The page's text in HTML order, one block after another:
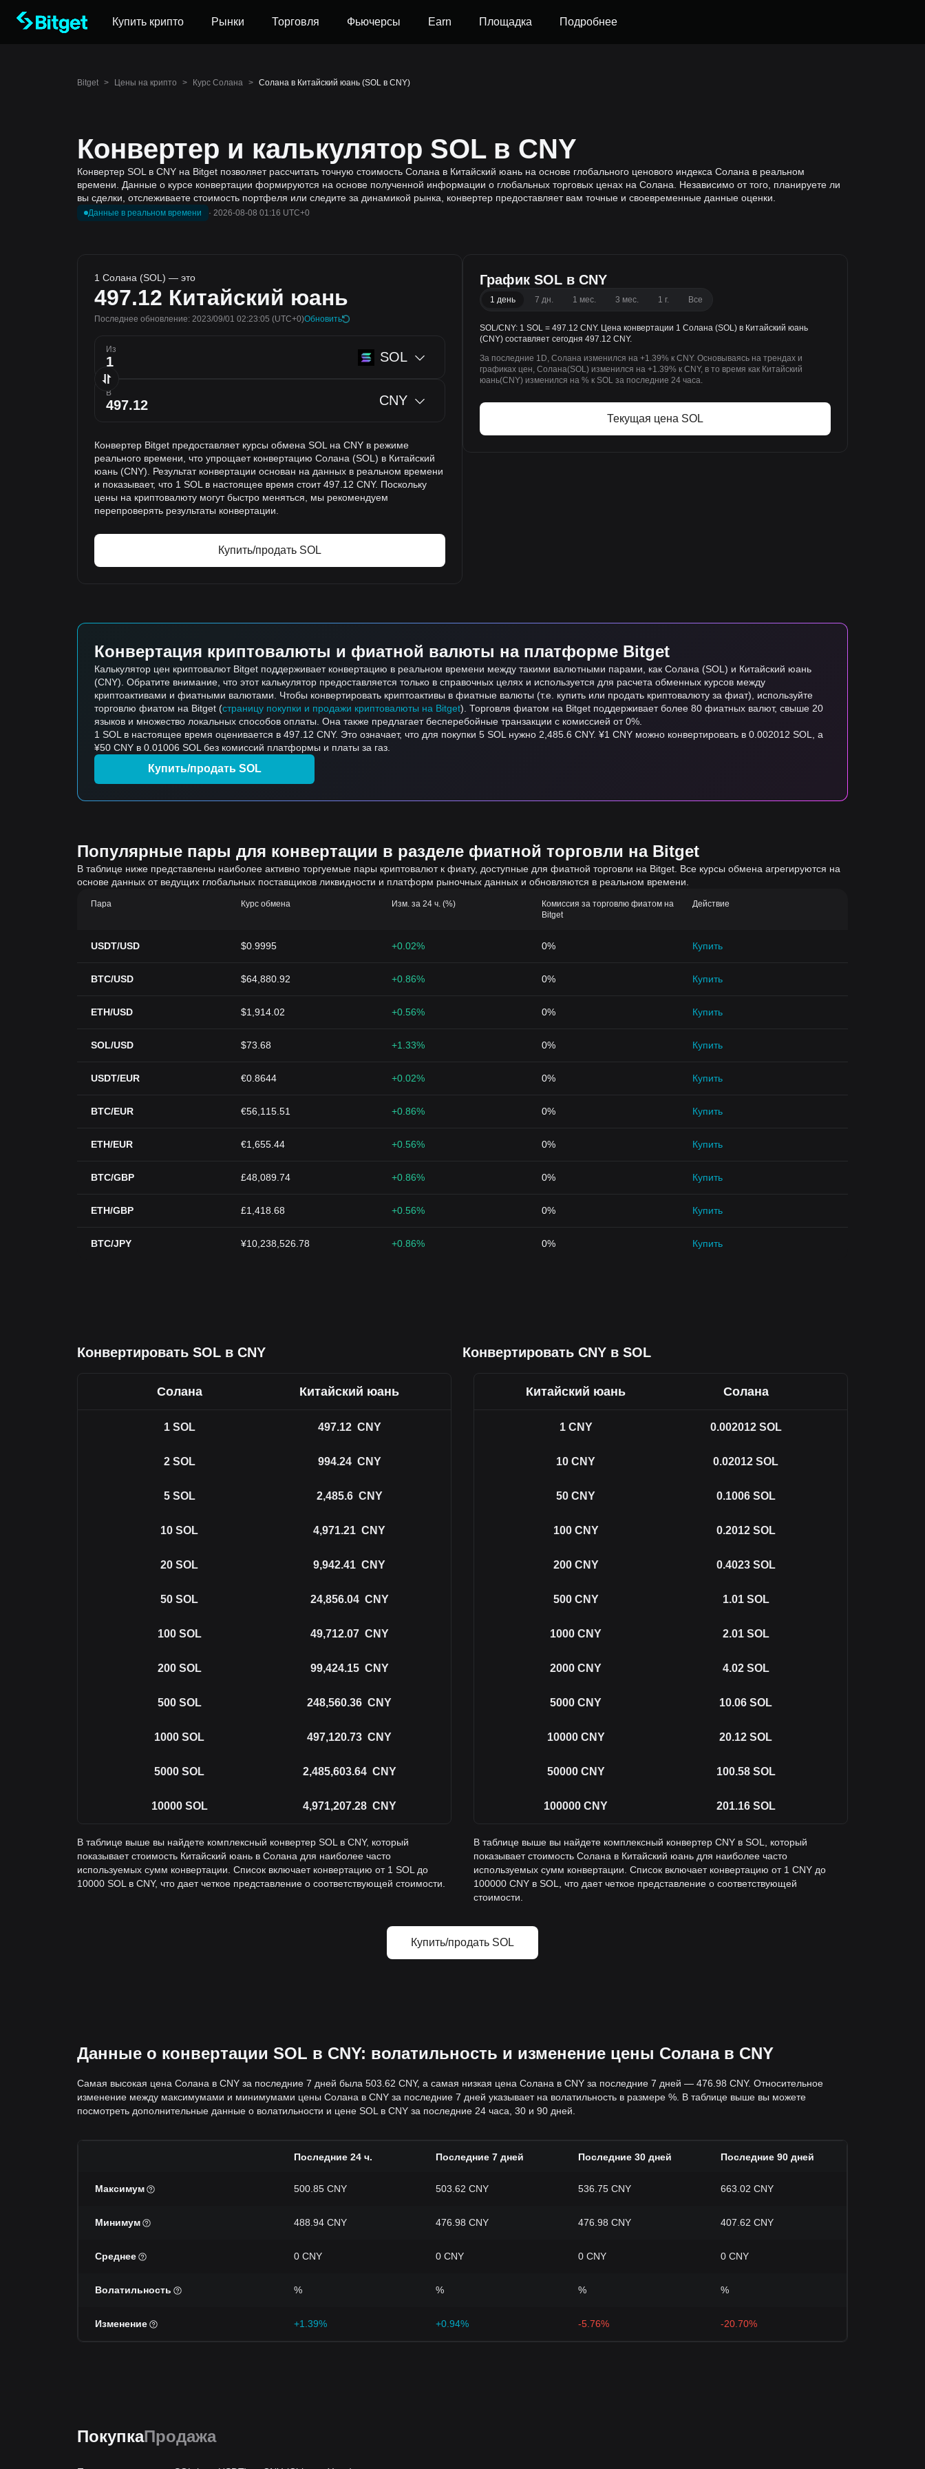
Купить крипто Рынки Торговля Фьючерсы Earn Площадка Подробнее
Bitget > Цены на крипто > Курс Солана > Солана в Китайский юань (SOL в CNY)
Конвертер и калькулятор SOL в CNY
Конвертер SOL в CNY на Bitget позволяет рассчитать точную стоимость Солана в Китайский юань на основе глобального ценового индекса Солана в реальном
времени. Данные о курсе конвертации формируются на основе полученной информации о глобальных торговых ценах на Солана. Независимо от того, планируете ли
вы сделки, отслеживаете стоимость портфеля или следите за динамикой рынка, конвертер предоставляет вам точные и своевременные данные оценки.
Данные в реальном времени · 2026-08-08 01:16 UTC+0
1 Солана (SOL) — это
497.12 Китайский юань
Последнее обновление: 2023/09/01 02:23:05 (UTC+0)Обновить
Из SOL
В CNY
Конвертер Bitget предоставляет курсы обмена SOL на CNY в режиме
реального времени, что упрощает конвертацию Солана (SOL) в Китайский
юань (CNY). Результат конвертации основан на данных в реальном времени
и показывает, что 1 SOL в настоящее время стоит 497.12 CNY. Поскольку
цены на криптовалюту могут быстро меняться, мы рекомендуем
перепроверять результаты конвертации.
Купить/продать SOL
График SOL в CNY
1 день 7 дн. 1 мес. 3 мес. 1 г. Все
SOL/CNY: 1 SOL = 497.12 CNY. Цена конвертации 1 Солана (SOL) в Китайский юань
(CNY) составляет сегодня 497.12 CNY.
За последние 1D, Солана изменился на +1.39% к CNY. Основываясь на трендах и
графиках цен, Солана(SOL) изменился на +1.39% к CNY, в то время как Китайский
юань(CNY) изменился на % к SOL за последние 24 часа.
Текущая цена SOL
Конвертация криптовалюты и фиатной валюты на платформе Bitget
Калькулятор цен криптовалют Bitget поддерживает конвертацию в реальном времени между такими валютными парами, как Солана (SOL) и Китайский юань
(CNY). Обратите внимание, что этот калькулятор предоставляется только в справочных целях и используется для расчета обменных курсов между
криптоактивами и фиатными валютами. Чтобы конвертировать криптоактивы в фиатные валюты (т.е. купить или продать криптовалюту за фиат), используйте
торговлю фиатом на Bitget (страницу покупки и продажи криптовалюты на Bitget). Торговля фиатом на Bitget поддерживает более 80 фиатных валют, свыше 20
языков и множество локальных способов оплаты. Она также предлагает бесперебойные транзакции с комиссией от 0%.
1 SOL в настоящее время оценивается в 497.12 CNY. Это означает, что для покупки 5 SOL нужно 2,485.6 CNY. ¥1 CNY можно конвертировать в 0.002012 SOL, а
¥50 CNY в 0.01006 SOL без комиссий платформы и платы за газ.
Купить/продать SOL
Популярные пары для конвертации в разделе фиатной торговли на Bitget
В таблице ниже представлены наиболее активно торгуемые пары криптовалют к фиату, доступные для фиатной торговли на Bitget. Все курсы обмена агрегируются на
основе данных от ведущих глобальных поставщиков ликвидности и платформ рыночных данных и обновляются в реальном времени.
Пара Курс обмена Изм. за 24 ч. (%)
Комиссия за торговлю фиатом на
Bitget
Действие
USDT/USD $0.9995 +0.02% 0% Купить
BTC/USD $64,880.92 +0.86% 0% Купить
ETH/USD $1,914.02 +0.56% 0% Купить
SOL/USD $73.68 +1.33% 0% Купить
USDT/EUR €0.8644 +0.02% 0% Купить
BTC/EUR €56,115.51 +0.86% 0% Купить
ETH/EUR €1,655.44 +0.56% 0% Купить
BTC/GBP £48,089.74 +0.86% 0% Купить
ETH/GBP £1,418.68 +0.56% 0% Купить
BTC/JPY ¥10,238,526.78 +0.86% 0% Купить
Конвертировать SOL в CNY Конвертировать CNY в SOL
Солана Китайский юань
1 SOL 497.12 CNY
2 SOL 994.24 CNY
5 SOL 2,485.6 CNY
10 SOL 4,971.21 CNY
20 SOL 9,942.41 CNY
50 SOL 24,856.04 CNY
100 SOL 49,712.07 CNY
200 SOL 99,424.15 CNY
500 SOL 248,560.36 CNY
1000 SOL 497,120.73 CNY
5000 SOL 2,485,603.64 CNY
10000 SOL 4,971,207.28 CNY
В таблице выше вы найдете комплексный конвертер SOL в CNY, который
показывает стоимость Китайский юань в Солана для наиболее часто
используемых сумм конвертации. Список включает конвертацию от 1 SOL до
10000 SOL в CNY, что дает четкое представление о соответствующей стоимости.
Китайский юань Солана
1 CNY 0.002012 SOL
10 CNY 0.02012 SOL
50 CNY 0.1006 SOL
100 CNY 0.2012 SOL
200 CNY 0.4023 SOL
500 CNY 1.01 SOL
1000 CNY 2.01 SOL
2000 CNY 4.02 SOL
5000 CNY 10.06 SOL
10000 CNY 20.12 SOL
50000 CNY 100.58 SOL
100000 CNY 201.16 SOL
В таблице выше вы найдете комплексный конвертер CNY в SOL, который
показывает стоимость Солана в Китайский юань для наиболее часто
используемых сумм конвертации. Список включает конвертацию от 1 CNY до
100000 CNY в SOL, что дает четкое представление о соответствующей
стоимости.
Купить/продать SOL
Данные о конвертации SOL в CNY: волатильность и изменение цены Солана в CNY
Самая высокая цена Солана в CNY за последние 7 дней была 503.62 CNY, а самая низкая цена Солана в CNY за последние 7 дней — 476.98 CNY. Относительное
изменение между максимумами и минимумами цены Солана в CNY за последние 7 дней указывает на волатильность в размере %. В таблице выше вы можете
посмотреть дополнительные данные о волатильности и цене SOL в CNY за последние 24 часа, 30 и 90 дней.
Последние 24 ч. Последние 7 дней Последние 30 дней Последние 90 дней
Максимум 500.85 CNY 503.62 CNY 536.75 CNY 663.02 CNY
Минимум 488.94 CNY 476.98 CNY 476.98 CNY 407.62 CNY
Среднее 0 CNY 0 CNY 0 CNY 0 CNY
Волатильность % % % %
Изменение +1.39% +0.94% -5.76% -20.70%
ПокупкаПродажа